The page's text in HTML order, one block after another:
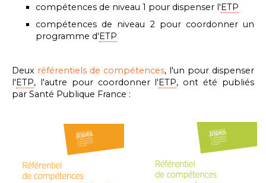
compétences de niveau 1 pour dispenser l'ETP
compétences de niveau 2 pour coordonner un
programme d' ETP
Deux référentiels de compétences, l'un pour dispenser
l'ETP, l'autre pour coordonner l'ETP, ont été publiés
par Santé Publique France :